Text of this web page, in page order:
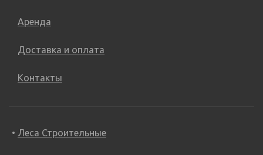
Аренда
Доставка и оплата
Контакты
Леса Строительные